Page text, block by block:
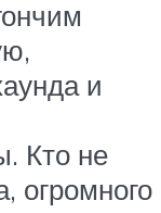
и
Кто не
огромного